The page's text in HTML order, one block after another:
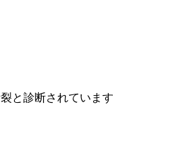
と診断されています